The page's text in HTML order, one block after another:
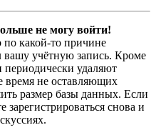
не могу войти!
какой-то причине
вашу учётную запись. Кроме
удаляют
время не оставляющих
размер базы данных. Если
снова и